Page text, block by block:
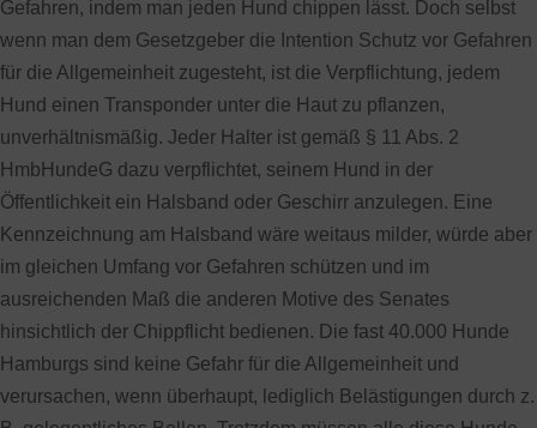
Gefahren, indem man jeden Hund chippen lässt. Doch selbst
wenn man dem Gesetzgeber die Intention Schutz vor Gefahren
für die Allgemeinheit zugesteht, ist die Verpflichtung, jedem
Hund einen Transponder unter die Haut zu pflanzen,
unverhältnismäßig. Jeder Halter ist gemäß § 11 Abs. 2
HmbHundeG dazu verpflichtet, seinem Hund in der
Öffentlichkeit ein Halsband oder Geschirr anzulegen. Eine
Kennzeichnung am Halsband wäre weitaus milder, würde aber
im gleichen Umfang vor Gefahren schützen und im
ausreichenden Maß die anderen Motive des Senates
hinsichtlich der Chippflicht bedienen. Die fast 40.000 Hunde
Hamburgs sind keine Gefahr für die Allgemeinheit und
verursachen, wenn überhaupt, lediglich Belästigungen durch z.